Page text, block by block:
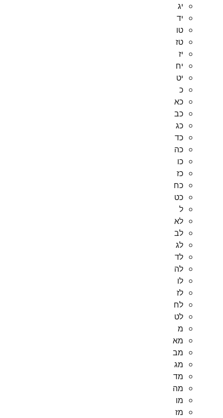
יג
יד
טו
טז
יז
יח
יט
כ
כא
כב
כג
כד
כה
כו
כז
כח
כט
ל
לא
לב
לג
לד
לה
לו
לז
לח
לט
מ
מא
מב
מג
מד
מה
מו
מז